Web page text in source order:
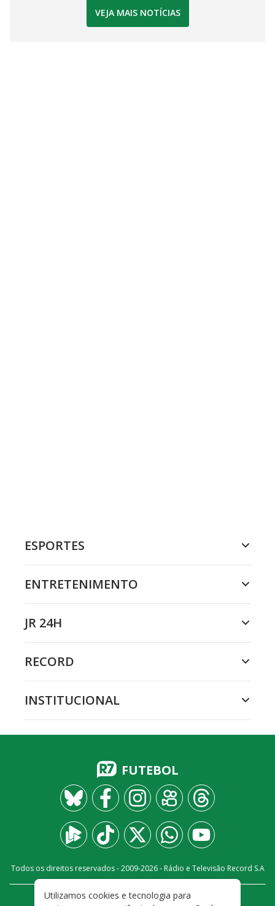
VEJA MAIS NOTÍCIAS
ESPORTES
ENTRETENIMENTO
JR 24H
RECORD
INSTITUCIONAL
FUTEBOL
Todos os direitos reservados - 2009-2026- Rádio e Televisão Record S.A
FALE CONOSCO PRIVACIDADE
Utilizamos cookies e tecnologia para